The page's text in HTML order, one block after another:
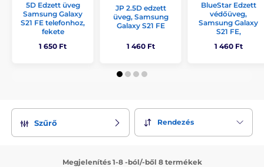
5D Edzett üveg
Samsung Galaxy
S21 FE telefonhoz,
fekete
1 650 Ft
JP 2.5D edzett
üveg, Samsung
Galaxy S21 FE
1 460 Ft
BlueStar Edzett
védőüveg,
Samsung Galaxy
S21 FE,
1 460 Ft
Szűrő Rendezés
Megjelenítés 1-8 -ból/-ből 8 termékek